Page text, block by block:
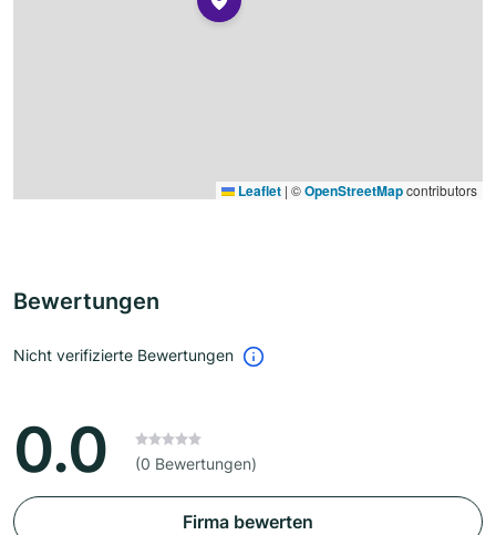
Leaflet | ©OpenStreetMapcontributors
Bewertungen
Nicht verifizierte Bewertungen
0.0 (0 Bewertungen)
Firma bewerten